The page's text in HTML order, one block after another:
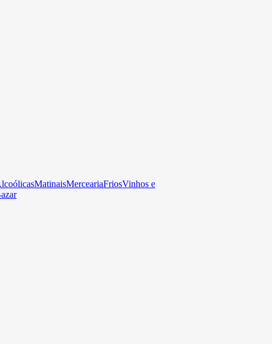
MatinaisMerceariaFriosVinhos e